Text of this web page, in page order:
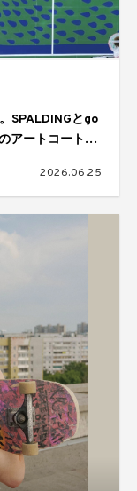
SPALDINGとgo
アートコートが
2026.06.25